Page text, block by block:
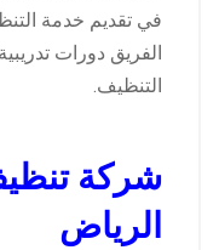
في تقديم خدمة
الفريق دورات
التنظيف.
شركة
الرياض